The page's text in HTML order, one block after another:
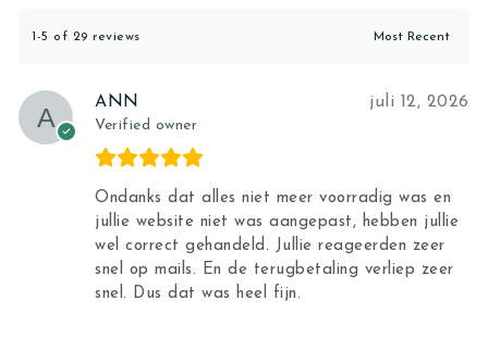
1-5 of 29 reviews
ANN
Verified owner
juli 12, 2026
Ondanks dat alles niet meer voorradig was en
jullie website niet was aangepast, hebben jullie
wel correct gehandeld. Jullie reageerden zeer
snel op mails. En de terugbetaling verliep zeer
snel. Dus dat was heel fijn.